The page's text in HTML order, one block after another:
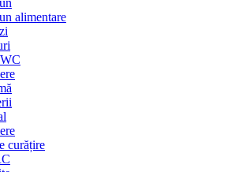
alimentare
curățire